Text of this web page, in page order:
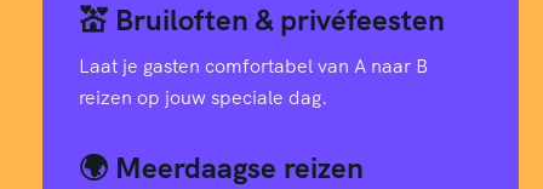
💒 Bruiloften & privéfeesten
Laat je gasten comfortabel van A naar B
reizen op jouw speciale dag.
🌍 Meerdaagse reizen